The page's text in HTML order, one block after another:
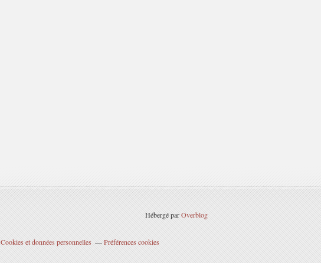
Hébergé parOverblog
Cookies et données personnelles Préférences cookies